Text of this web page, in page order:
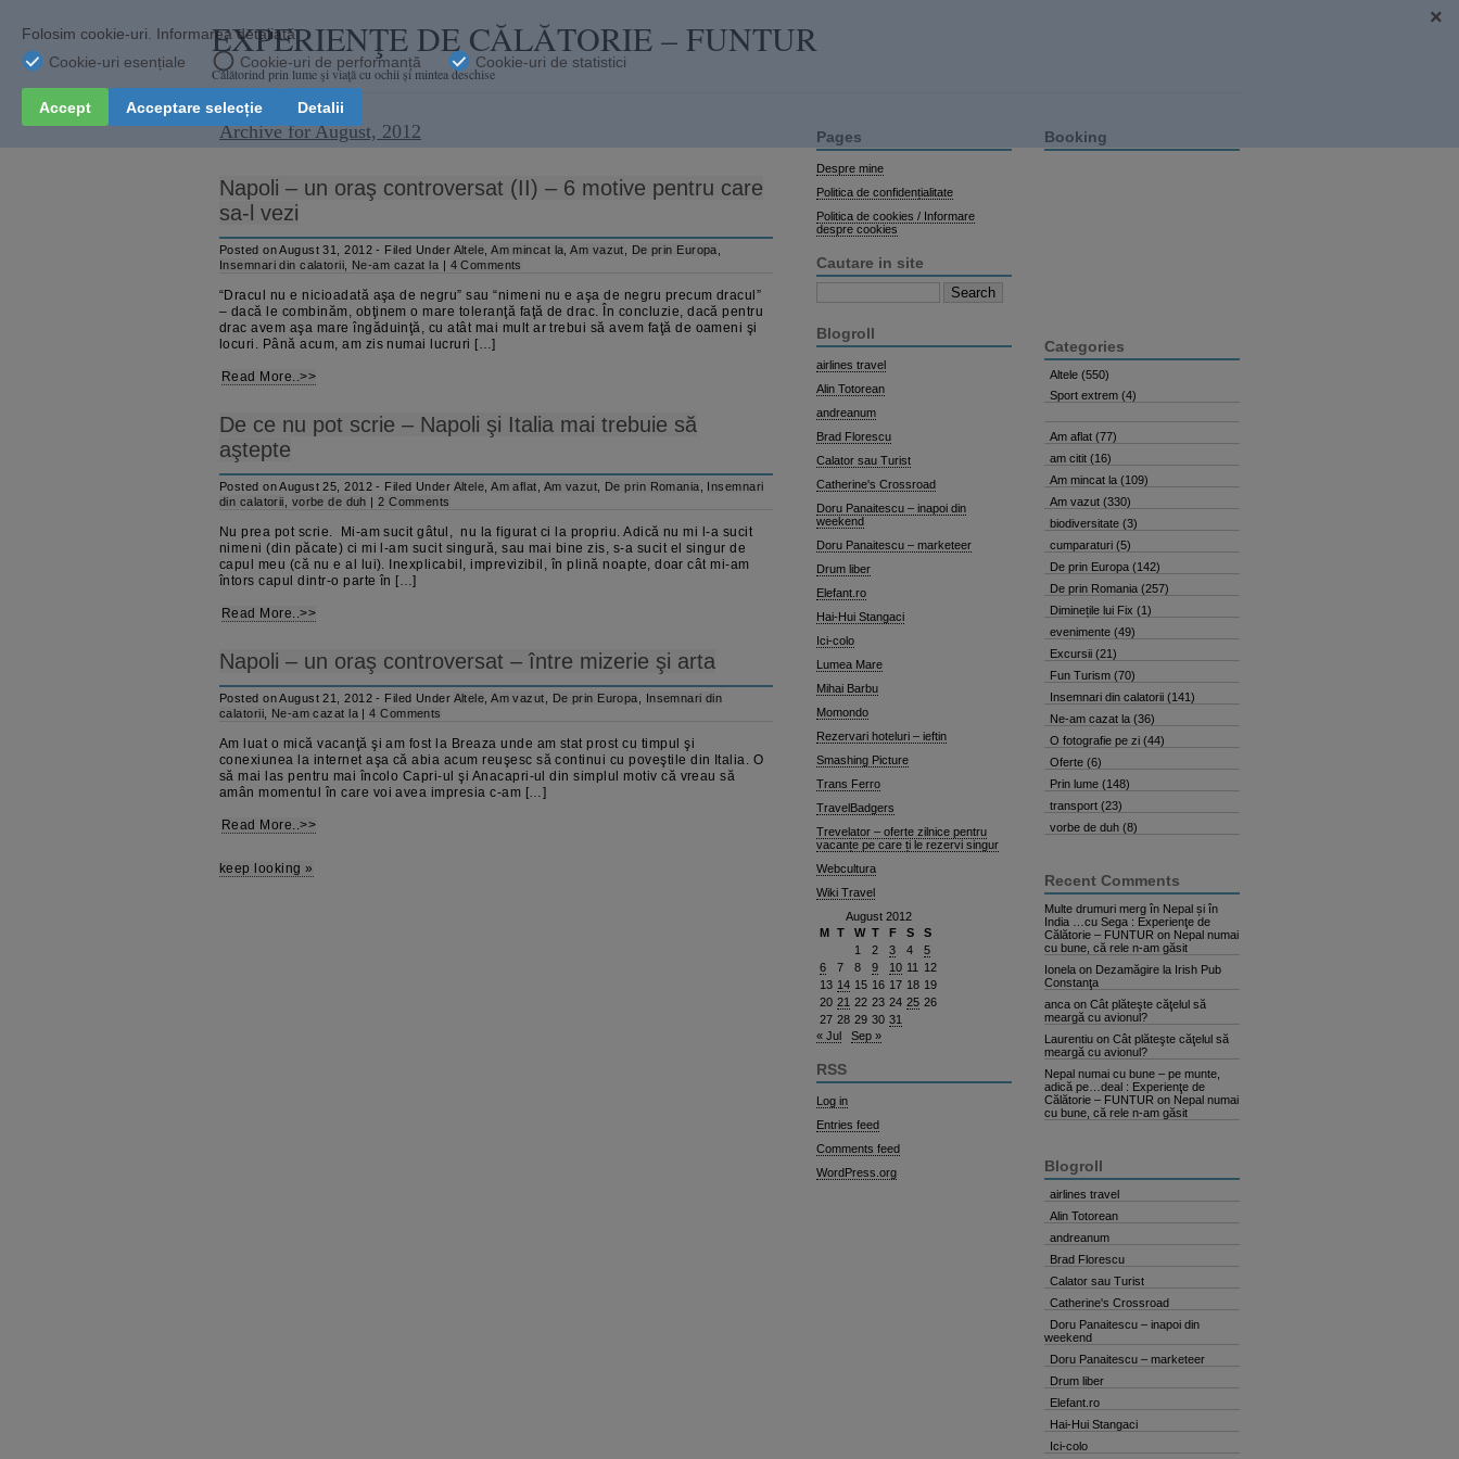
EXPERIENŢE DE CĂLĂTORIE – FUNTUR
Călătorind prin lume şi viaţă cu ochii și mintea deschise
Archive for August, 2012
Napoli – un oraş controversat (II) – 6 motive pentru care
sa-l vezi
Posted on August 31, 2012 - Filed Under Altele ,Am mincat la ,Am vazut De prin Europa
Insemnari din calatorii
Ne-am cazat la | 4 Comments
“Dracul nu e nicioadată aşa de negru” sau “nimeni nu e aşa de negru precum dracul”
– dacă le combinăm, obţinem o mare toleranţă faţă de drac. În concluzie, dacă pentru
drac avem aşa mare îngăduinţă, cu atât mai mult ar trebui să avem faţă de oameni şi
locuri. Până acum, am zis numai lucruri […]
Read More..>>
De ce nu pot scrie – Napoli şi Italia mai trebuie să
aştepte
Posted on August 25, 2012 - Filed Under Altele ,Am aflat Am vazut De prin Romania
Insemnari
din calatorii
vorbe de duh |2 Comments
Nu prea pot scrie. Mi-am sucit gâtul, nu la figurat ci la propriu. Adică nu mi l-a sucit
nimeni (din păcate) ci mi l-am sucit singură, sau mai bine zis, s-a sucit el singur de
capul meu (că nu e al lui). Inexplicabil, imprevizibil, în plină noapte, doar cât mi-am
întors capul dintr-o parte în […]
Read More..>>
Napoli – un oraş controversat – între mizerie şi arta
Posted on August 21, 2012 - Filed Under Altele ,Am vazut De prin Europa
Insemnari din
calatorii, Ne-am cazat la |4 Comments
Am luat o mică vacanţă şi am fost la Breaza unde am stat prost cu timpul şi
conexiunea la internet aşa că abia acum reuşesc să continui cu poveştile din Italia. O
să mai las pentru mai încolo Capri-ul şi Anacapri-ul din simplul motiv că vreau să
amân momentul în care voi avea impresia c-am […]
Read More..>>
keep looking »
Pages
Despre mine
Politica de confidențialitate
Politica de cookies / Informare
despre cookies
Cautare in site
Search
for:
Blogroll
airlines travel
Alin Totorean
andreanum
Brad Florescu
Calator sau Turist
Catherine's Crossroad
Doru Panaitescu – inapoi din
weekend
Doru Panaitescu – marketeer
Drum liber
Elefant.ro
Hai-Hui Stangaci
Ici-colo
Lumea Mare
Mihai Barbu
Momondo
Rezervari hoteluri – ieftin
Smashing Picture
Trans Ferro
TravelBadgers
Trevelator – oferte zilnice pentru
vacanțe pe care ți le rezervi singur
Webcultura
Wiki Travel
August 2012
M T W T F S
S
1
2 3 4
5
6
7 8 9 10 11
12
13 14 15 16 17 18 19
20 21 22 23 24 25 26
27 28 29 30 31
« Jul
Sep »
RSS
Log in
Entries feed
Comments feed
WordPress.org
Booking
Categories
Altele (550)
Sport extrem (4)
Am aflat (77)
am citit (16)
Am mincat la (109)
Am vazut (330)
biodiversitate (3)
cumparaturi (5)
De prin Europa (142)
De prin Romania (257)
Diminețile lui Fix (1)
evenimente (49)
Excursii (21)
Fun Turism (70)
Insemnari din calatorii (141)
Ne-am cazat la (36)
O fotografie pe zi (44)
Oferte (6)
Prin lume (148)
transport (23)
vorbe de duh (8)
Recent Comments
Multe drumuri merg în Nepal și în
India …cu Sega : Experienţe de
Călătorie – FUNTUR on Nepal numai
cu bune, că rele n-am găsit
Ionela on Dezamăgire la Irish Pub
Constanţa
anca on Cât plăteşte căţelul să
meargă cu avionul?
Laurentiu on Cât plăteşte căţelul să
meargă cu avionul?
Nepal numai cu bune – pe munte,
adică pe…deal : Experienţe de
Călătorie – FUNTUR on Nepal numai
cu bune, că rele n-am găsit
Blogroll
airlines travel
Alin Totorean
andreanum
Brad Florescu
Calator sau Turist
Catherine's Crossroad
Doru Panaitescu – inapoi din
weekend
Doru Panaitescu – marketeer
Drum liber
Elefant.ro
Hai-Hui Stangaci
Ici-colo